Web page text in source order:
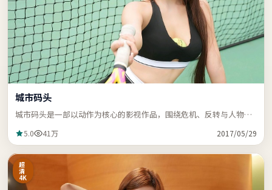
城市码头
城市码头是一部以动作为核心的影视作品，围绕危机、反转与人物成
5.0 41万 2017/05/29
超
清
4K